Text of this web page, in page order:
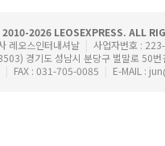
2026 LEOSEXPRESS. ALL
레오스인터내셔날
사업자번호 :
경기도 성남시 분당구 벌말로 50
FAX : 031-705-0085 E-MAIL :